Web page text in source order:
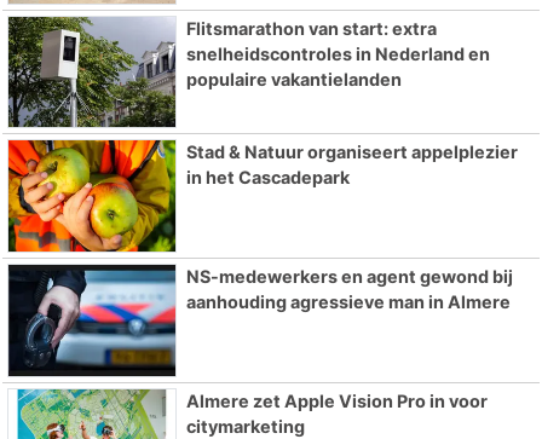
Flitsmarathon van start: extra
snelheidscontroles in Nederland en
populaire vakantielanden
Stad & Natuur organiseert appelplezier
in het Cascadepark
NS-medewerkers en agent gewond bij
aanhouding agressieve man in Almere
Almere zet Apple Vision Pro in voor
citymarketing